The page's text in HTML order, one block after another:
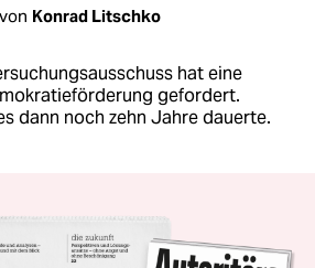
Konrad Litschko
hat eine
gefordert.
dann noch zehn Jahre dauerte.